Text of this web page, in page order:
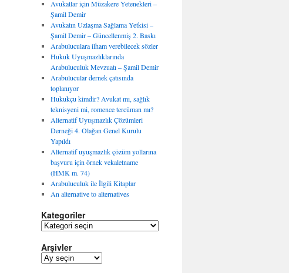
Avukatlar için Müzakere Yetenekleri –
Şamil Demir
Avukatın Uzlaşma Sağlama Yetkisi –
Şamil Demir – Güncellenmiş 2. Baskı
Arabuluculara ilham verebilecek sözler
Hukuk Uyuşmazlıklarında
Arabuluculuk Mevzuatı – Şamil Demir
Arabulucular dernek çatısında
toplanıyor
Hukukçu kimdir? Avukat mı, sağlık
teknisyeni mi, romence tercüman mı?
Alternatif Uyuşmazlık Çözümleri
Derneği 4. Olağan Genel Kurulu
Yapıldı
Alternatif uyuşmazlık çözüm yollarına
başvuru için örnek vekaletname
(HMK m. 74)
Arabuluculuk ile İlgili Kitaplar
An alternative to alternatives
Kategoriler
K
tArşivler
A